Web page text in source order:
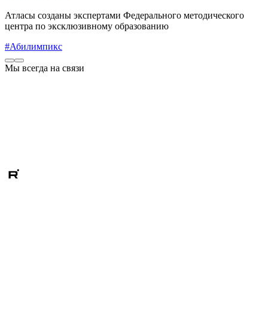
Атласы созданы экспертами Федерального методического
центра по эксклюзивному образованию
#Абилимпикс
Мы всегда на связи